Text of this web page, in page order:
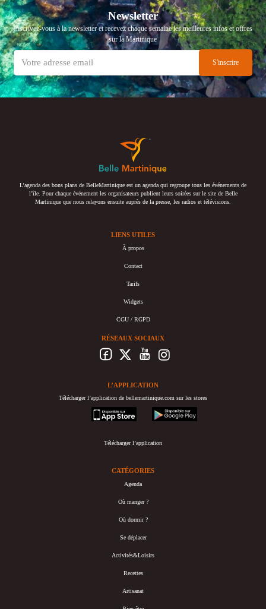
Newsletter
Inscrivez-vous à la newsletter et recevez chaque semaine les meilleures infos et offres
sur la Martinique
L’agenda des bons plans de BelleMartinique est un agenda qui regroupe tous les événements de
l’île. Pour chaque événement les organisateurs publient leurs soirées sur le site de Belle
Martinique que nous relayons ensuite auprès de la presse, les radios et télévisions.
LIENS UTILES
À propos
Contact
Tarifs
Widgets
CGU / RGPD
RÉSEAUX SOCIAUX
L’APPLICATION
Télécharger l’application de bellemartinique.com sur les stores
appstore
googleplay
Télécharger l’application
CATÉGORIES
Agenda
Où manger ?
Où dormir ?
Se déplacer
Activités&Loisirs
Recettes
Artisanat